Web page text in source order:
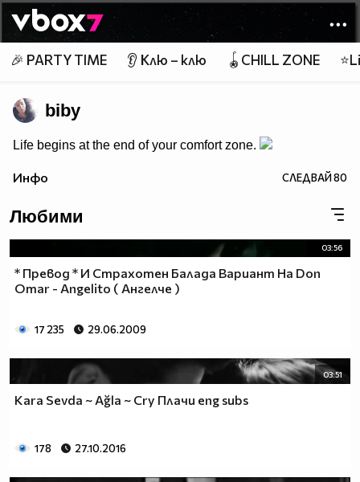
Member of
👾
🎉 PARTY TIME 👂 Клю – клю 🪀CHILL ZONE
biby
Life begins at the end of your comfort zone.
Инфо СЛЕДВАЙ80
Любими
03:56
* Превод * И Страхотен Балада Вариант На Don
Omar - Angelito ( Ангелче )
17 235 29.06.2009
03:51
Kara Sevda ~ Ağla ~ Cry Плачи eng subs
178 27.10.2016